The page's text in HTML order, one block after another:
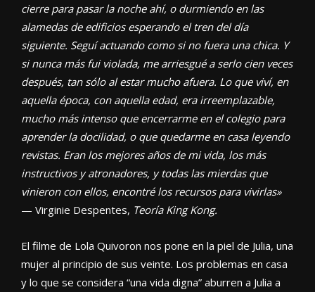
cierre para pasar la noche ahí, o durmiendo en las
alamedas de edificios esperando el tren del día
siguiente. Seguí actuando como si no fuera una chica. Y
si nunca más fui violada, me arriesgué a serlo cien veces
después, tan sólo al estar mucho afuera. Lo que viví, en
aquella época, con aquella edad, era irreemplazable,
mucho más intenso que encerrarme en el colegio para
aprender la docilidad, o que quedarme en casa leyendo
revistas. Eran los mejores años de mi vida, los más
instructivos y atronadores, y todas las mierdas que
vinieron con ellos, encontré los recursos para vivirlas»
— Virginie Despentes, Teoría King Kong.
El filme de Lola Quivoron nos pone en la piel de Julia, una
mujer al principio de sus veinte. Los problemas en casa
y lo que se considera “una vida digna” aburren a Julia a